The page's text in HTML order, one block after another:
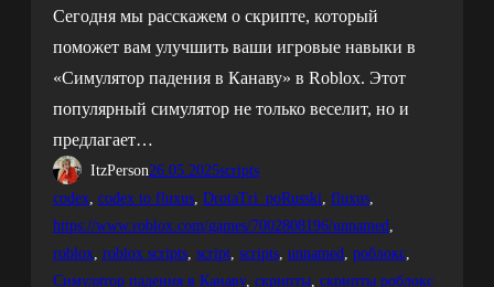
Сегодня мы расскажем о скрипте, который
поможет вам улучшить ваши игровые навыки в
«Симулятор падения в Канаву» в Roblox. Этот
популярный симулятор не только веселит, но и
предлагает…
ItzPerson26.05.2025scripts
codex, codex to fluxus, DrotaTri_poRusski, fluxus
https://www.roblox.com/games/7002808196/unnamed
roblox, roblox scripts, script, scripts, unnamed, роблокс
Симулятор падения в Канаву, скрипты, скрипты роблокс